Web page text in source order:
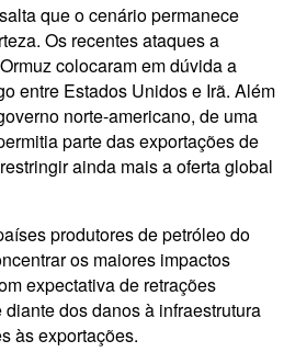
que o cenário permanece
Os recentes ataques a
colocaram em dúvida a
entre Estados Unidos e Irã. Além
norte-americano, de uma
parte das exportações de
ainda mais a oferta global
produtores de petróleo do
os maiores impactos
expectativa de retrações
dos danos à infraestrutura
às exportações.